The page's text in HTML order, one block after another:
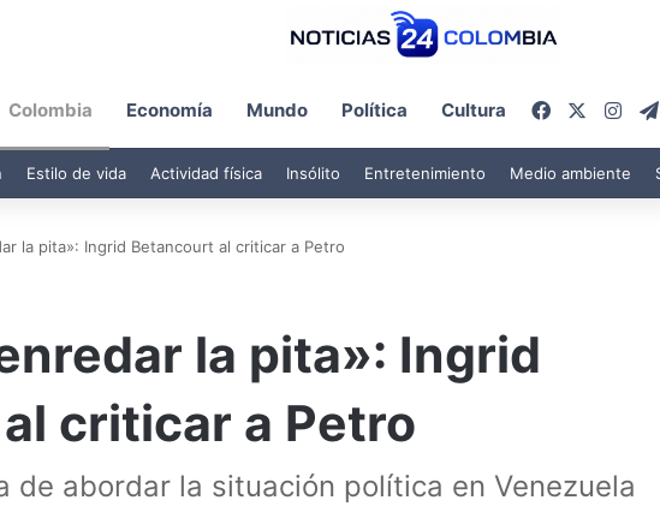
Colombia Economía Mundo Política Cultura Facebook
Estilo de vida Actividad física Insólito Entretenimiento Medio ambiente
la pita»: Ingrid Betancourt al criticar a Petro
la pita»: Ingrid
criticar a Petro
de abordar la situación política en Venezuela